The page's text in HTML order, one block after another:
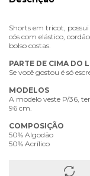
Shorts em tricot,
cós com elástico,
bolso costas.
PARTE DE CIMA DO
Se você gostou é só
MODELOS
A modelo veste P/36,
96 cm.
COMPOSIÇÃO
50% Algodão
50% Acrílico